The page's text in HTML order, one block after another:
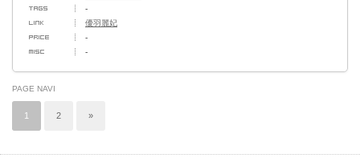
-
優羽麗妃
-
-
PAGE NAVI
1 2 »